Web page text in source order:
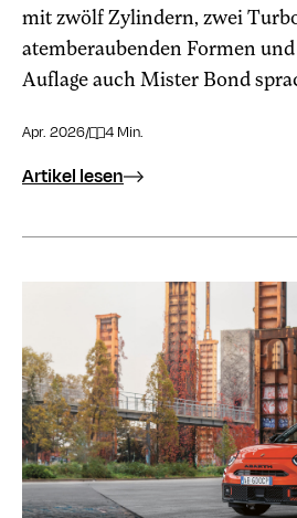
mit zwölf Zylindern, zwei
atemberaubenden Formen
Auflage auch Mister Bond
Apr. 2026/ 4 Min.
Artikel lesen